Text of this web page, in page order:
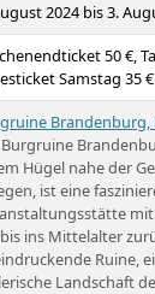
2024 bis 3.
50 €,
Samstag 35 €
Brandenburg,
Burgruine
Hügel nahe der
ist eine
ins Mittelalter
Ruine,
Landschaft